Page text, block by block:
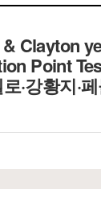
Clayton
Point
·강황지·